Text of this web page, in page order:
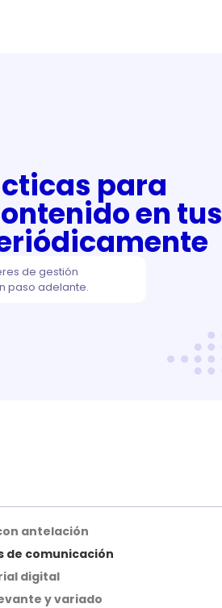
para
en tus
de gestión
paso adelante.
antelación
de comunicación
digital
y variado